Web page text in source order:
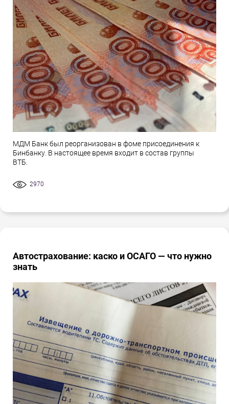
МДМ Банк был реорганизован в фоме присоединения к
Бинбанку. В настоящее время входит в состав группы
ВТБ.
2970
Автострахование: каско и ОСАГО — что нужно
знать